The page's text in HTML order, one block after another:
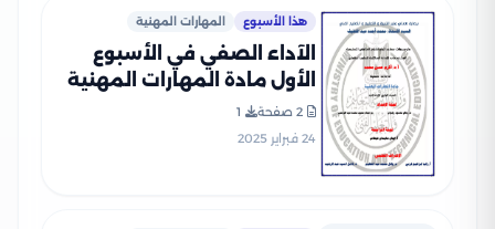
هذا الأسبوع المهارات المهنية
الآداء الصفي في الأسبوع
الأول مادة المهارات المهنية
للصف الرابع الإبتدائي الترم
الثاني 2025 بصيغة PDF
2 صفحة
1
24 فبراير 2025